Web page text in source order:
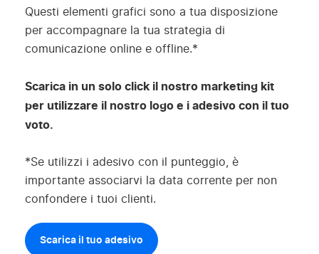
Questi elementi grafici sono a tua disposizione
per accompagnare la tua strategia di
comunicazione online e offline.*
Scarica in un solo click il nostro marketing kit
per utilizzare il nostro logo e i adesivo con il tuo
voto.
*Se utilizzi i adesivo con il punteggio, è
importante associarvi la data corrente per non
confondere i tuoi clienti.
Scarica il tuo adesivo